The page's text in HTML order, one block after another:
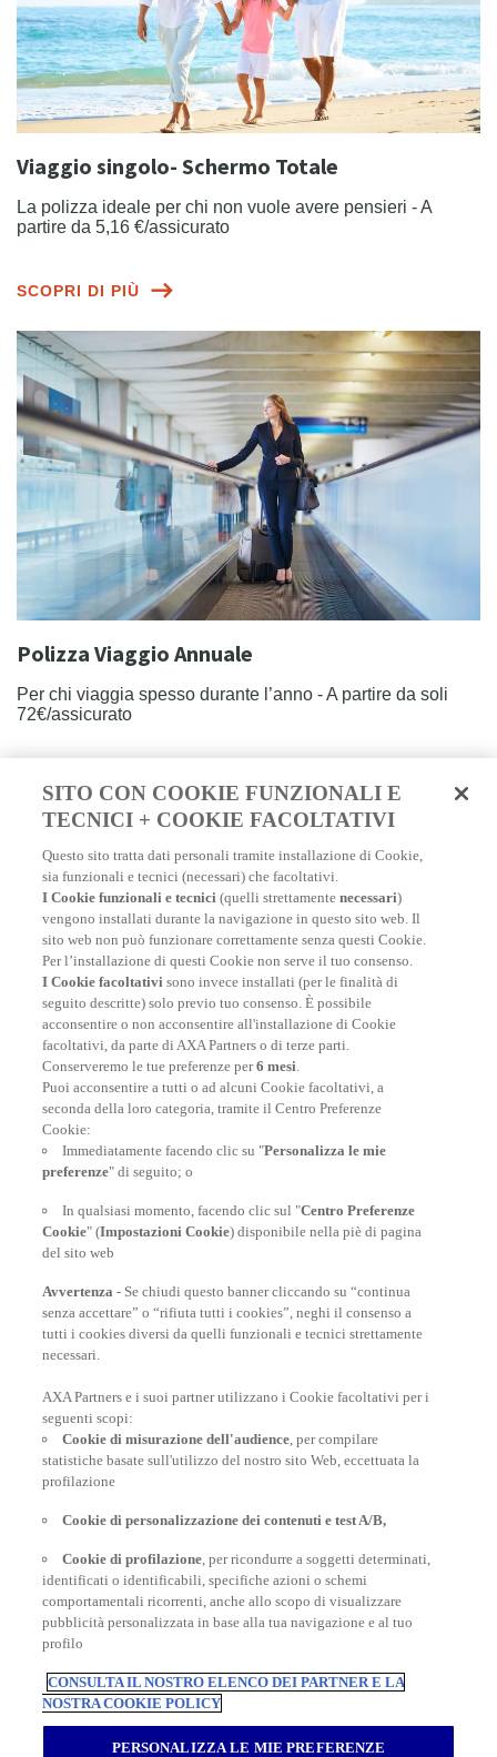
Viaggio singolo- Schermo Totale
La polizza ideale per chi non vuole avere pensieri - A
partire da 5,16 €/assicurato
SCOPRI DI PIÙ
Polizza Viaggio Annuale
Per chi viaggia spesso durante l’anno - A partire da soli
72€/assicurato
La vostra assicurazione
Assicurazione viaggio online|Assicurazione
annullamento per le prenotazioni su AirBnb| La migliore
assicurazione per il tuo viaggio|Assicurazione medica
viaggio|Assicurazione annullamento viaggio: cosa
copre?|Assicurazione sanitaria all'estero|
Assicurazione Sanitaria Viaggio
Assicurazione viaggio
annuale con AXA a partire da 72 Euro!
Assicurazione
annullamento volo: cosa copre e perché sottoscriverla
Assistenza Medica viaggio|Assicurazione Viaggio
Economica| Copertura per il Rimpatrio Sanitario
Assicurazione Perdita Bagaglio|Ecco la migliore
assicurazione viaggio per te!|Assicurazione di
responsabilità civile all'estero
Mediche all'estero|10 motivi per fare sempre
l'assicurazione di viaggio
Assicurazione Vacanza|Assicurazione ritardo volo:
cosa copre il rimborso dovuto a ritardo aereo |
Assicurazione viaggio e coronavirus
POLIZZE VIAGGIO
INFORMAZIONI UTILI
Inter Partner Assistance S.A. Compagnia di Assicurazioni e Riassicurazioni
SITO CON COOKIE FUNZIONALI E
TECNICI + COOKIE FACOLTATIVI
Questo sito tratta dati personali tramite installazione di Cookie,
sia funzionali e tecnici (necessari) che facoltativi.
I Cookie funzionali e tecnici (quelli strettamentenecessari)
vengono installati durante la navigazione in questo sito web. Il
sito web non può funzionare correttamente senza questi Cookie.
Per l’installazione di questi Cookie non serve il tuo consenso.
I Cookie facoltativi sono invece installati (per le finalità di
seguito descritte) solo previo tuo consenso. È possibile
acconsentire o non acconsentire all'installazione di Cookie
facoltativi, da parte di AXA Partners o di terze parti.
Conserveremo le tue preferenze per6 mesi.
Puoi acconsentire a tutti o ad alcuni Cookie facoltativi, a
seconda della loro categoria, tramite il Centro Preferenze
Cookie:
Immediatamente facendo clic su "Personalizza le mie
preferenze" di seguito; o
In qualsiasi momento, facendo clic sul "Centro Preferenze
Cookie" (Impostazioni Cookie) disponibile nella piè di pagina
del sito web
Avvertenza - Se chiudi questo banner cliccando su “continua
senza accettare” o “rifiuta tutti i cookies”, neghi il consenso a
tutti i cookies diversi da quelli funzionali e tecnici strettamente
necessari.
AXA Partners e i suoi partner utilizzano i Cookie facoltativi per i
seguenti scopi:
Cookie di misurazione dell'audience, per compilare
statistiche basate sull'utilizzo del nostro sito Web, eccettuata la
profilazione
Cookie di personalizzazione dei contenuti e test A/B,
Cookie di profilazione, per ricondurre a soggetti determinati,
identificati o identificabili, specifiche azioni o schemi
comportamentali ricorrenti, anche allo scopo di visualizzare
pubblicità personalizzata in base alla tua navigazione e al tuo
profilo
CONSULTA IL NOSTRO ELENCO DEI PARTNER E LA
NOSTRA COOKIE POLICY
PERSONALIZZA LE MIE PREFERENZE